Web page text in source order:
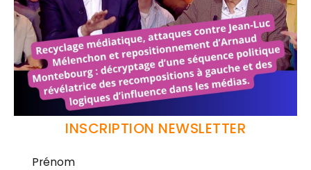
INSCRIPTION NEWSLETTER
Prénom